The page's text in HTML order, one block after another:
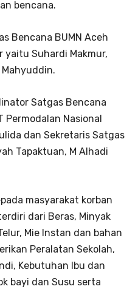
bencana.
Bencana BUMN Aceh
yaitu Suhardi Makmur,
Satgas Bencana
Permodalan Nasional
dan Sekretaris Satgas
Tapaktuan, M Alhadi
masyarakat korban
dari Beras, Minyak
Mie Instan dan bahan
Peralatan Sekolah,
Kebutuhan Ibu dan
bayi dan Susu serta